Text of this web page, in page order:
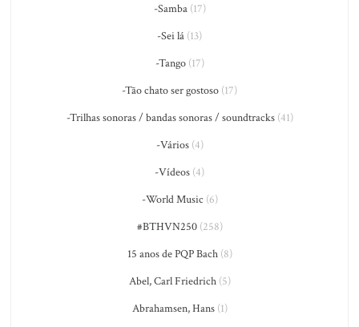
-Samba(17)
-Sei lá (13)
-Tango(17)
-Tão chato ser gostoso (17)
-Trilhas sonoras / bandas sonoras / soundtracks(41)
-Vários(4)
-Vídeos (4)
-World Music (6)
#BTHVN250(258)
15 anos de PQP Bach(8)
Abel, Carl Friedrich(5)
Abrahamsen, Hans(1)